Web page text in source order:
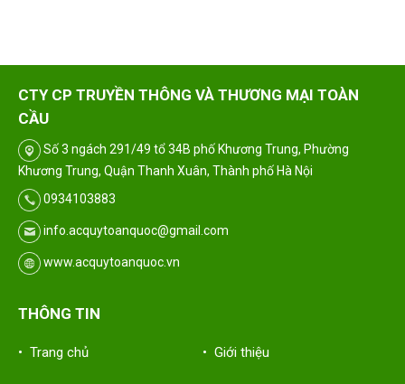
CTY CP TRUYỀN THÔNG VÀ THƯƠNG MẠI TOÀN
CẦU
Số 3 ngách 291/49 tổ 34B phố Khương Trung, Phường
Khương Trung, Quận Thanh Xuân, Thành phố Hà Nội
0934103883
info.acquytoanquoc@gmail.com
www.acquytoanquoc.vn
THÔNG TIN
• Trang chủ • Giới thiệu